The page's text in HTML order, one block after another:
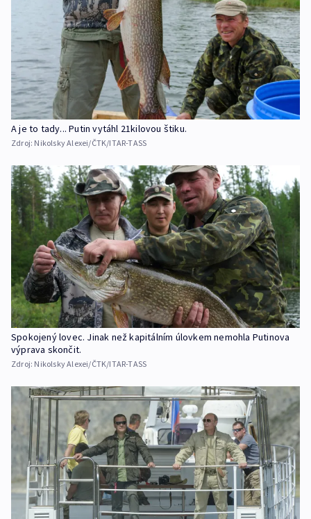
A je to tady... Putin vytáhl 21kilovou štiku.
Zdroj: Nikolsky Alexei/ČTK/ITAR-TASS
Spokojený lovec. Jinak než kapitálním úlovkem nemohla Putinova
výprava skončit.
Zdroj: Nikolsky Alexei/ČTK/ITAR-TASS